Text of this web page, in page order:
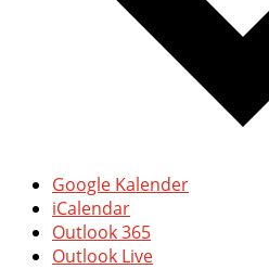
Google Kalender
iCalendar
Outlook 365
Outlook Live